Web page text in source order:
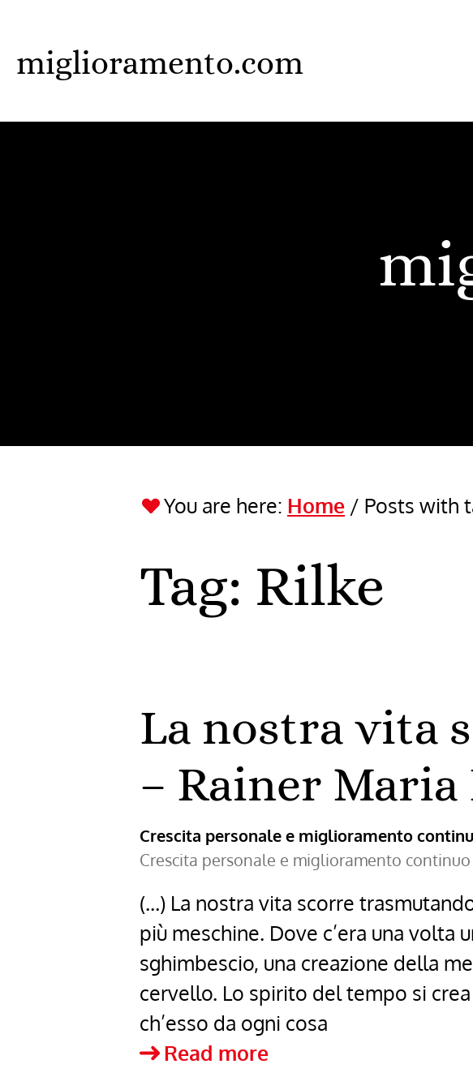
main
miglioramento.com
You are here: Home / Posts with
Tag: Rilke
La nostra vita
– Rainer Maria
Crescita personale e miglioramento
Crescita personale e miglioramento continuo
(…) La nostra vita scorre
più meschine. Dove c’era una volta
sghimbescio, una creazione della
cervello. Lo spirito del tempo si
ch’esso da ogni cosa
Read moreLa